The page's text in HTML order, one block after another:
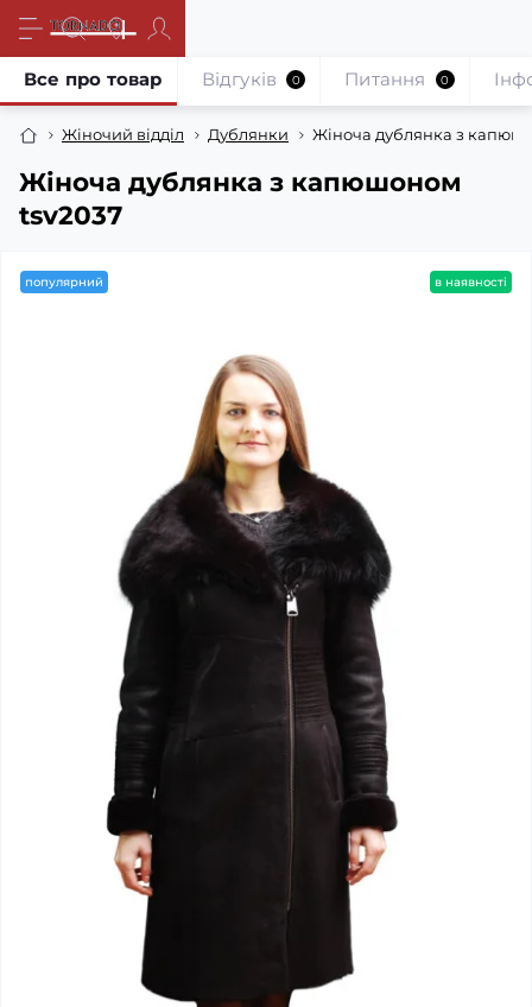
Жіночий відділ Дублянки Жіноча дублянка з
Жіноча дублянка з капюшоном
tsv2037
Все про товар Відгуків 0 Питання 0
популярний в наявності